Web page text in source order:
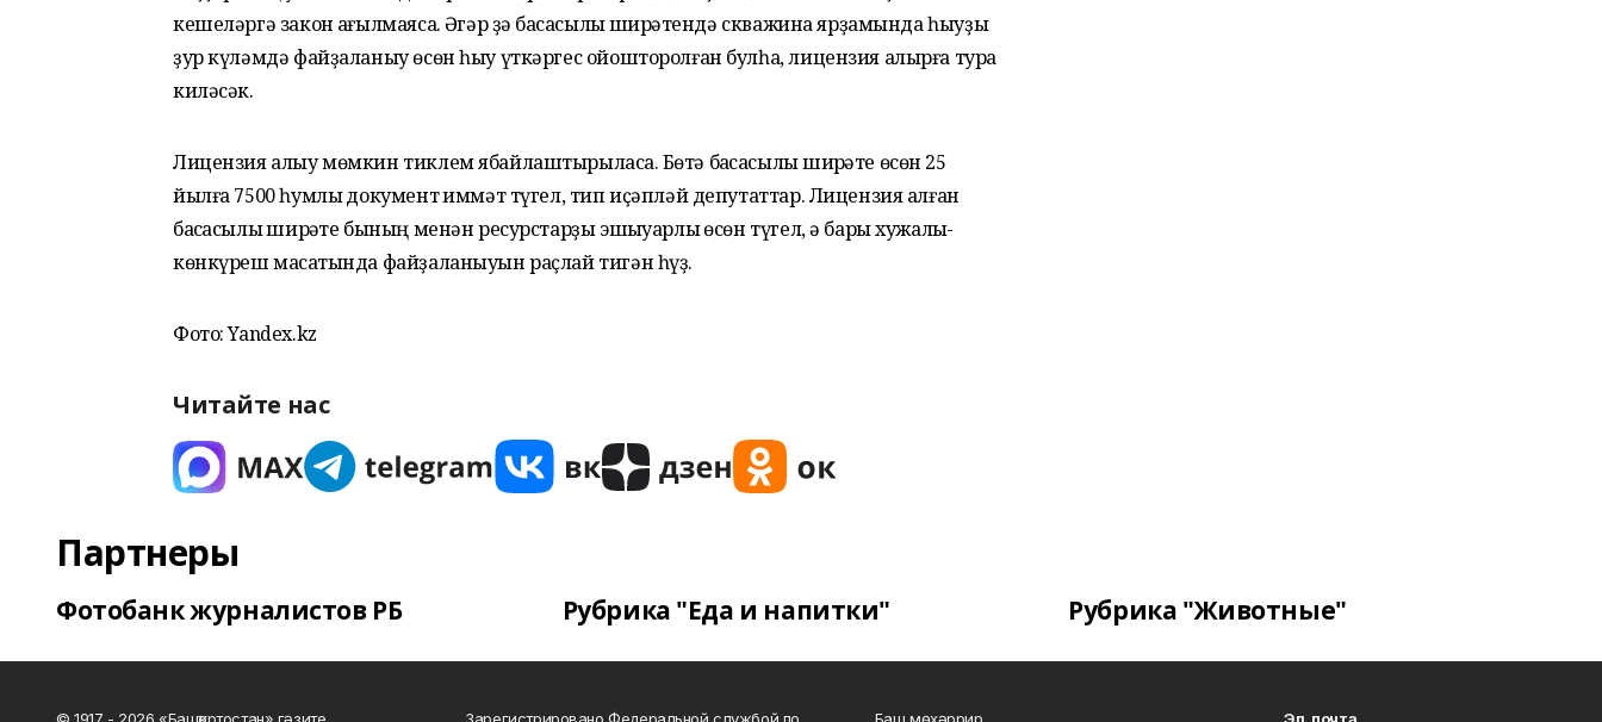
кешеләргә закон ҡағылмаясаҡ. Әгәр ҙә баҡсасылыҡ ширҡәтендә скважина ярҙамында һыуҙы
ҙур күләмдә файҙаланыу өсөн һыу үткәргес ойошторолған булһа, лицензия алырға тура
киләсәк.
Лицензия алыу мөмкин тиклем ябайлаштырыласаҡ. Бөтә баҡсасылыҡ ширҡәте өсөн 25
йылға 7500 һумлыҡ документ ҡиммәт түгел, тип иҫәпләй депутаттар. Лицензия алған
баҡсасылыҡ ширҡәте бының менән ресурстарҙы эшҡыуарлыҡ өсөн түгел, ә бары хужалыҡ-
көнкүреш маҡсатында файҙаланыуын раҫлай тигән һүҙ.
Фото: Yandex.kz
Читайте нас
Партнеры
Фотобанк журналистов РБ Рубрика "Еда и напитки" Рубрика "Животные"